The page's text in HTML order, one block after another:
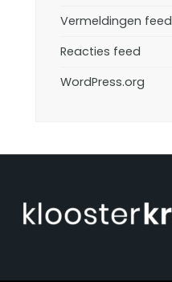
Vermeldingen feed
Reacties feed
WordPress.org